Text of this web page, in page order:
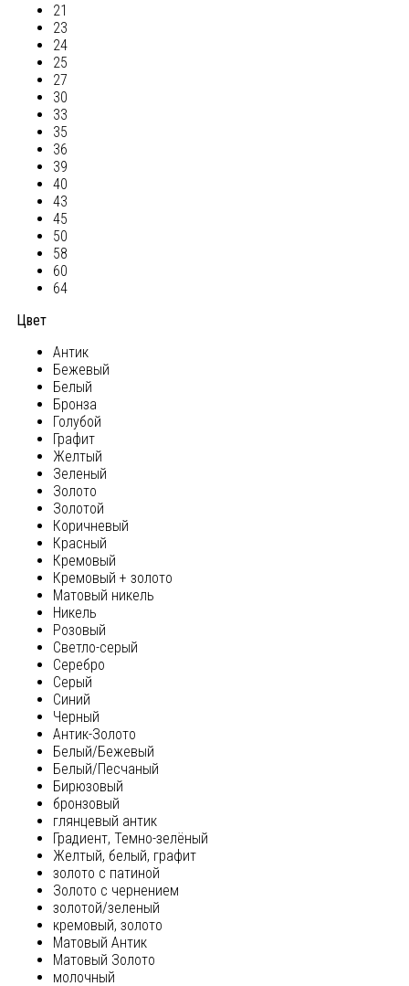
21
23
24
25
27
30
33
35
36
39
40
43
45
50
58
60
64
Цвет
Антик
Бежевый
Белый
Бронза
Голубой
Графит
Желтый
Зеленый
Золото
Золотой
Коричневый
Красный
Кремовый
Кремовый + золото
Матовый никель
Никель
Розовый
Светло-серый
Серебро
Серый
Синий
Черный
Антик-Золото
Белый/Бежевый
Белый/Песчаный
Бирюзовый
бронзовый
глянцевый антик
Градиент, Темно-зелёный
Желтый, белый, графит
золото с патиной
Золото с чернением
золотой/зеленый
кремовый, золото
Матовый Антик
Матовый Золото
молочный